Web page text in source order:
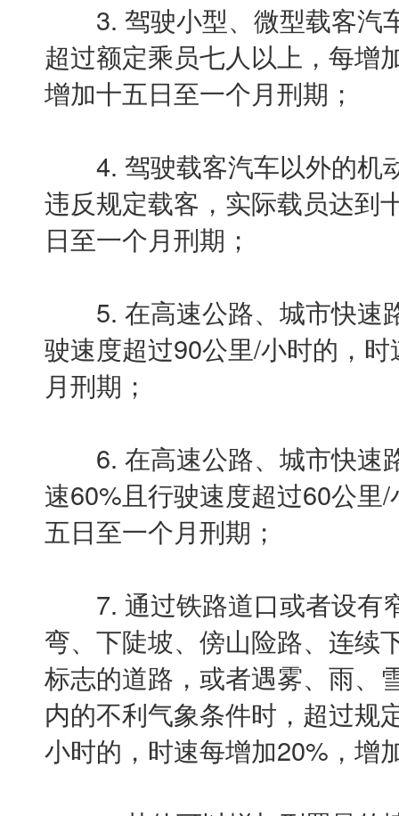
3. 驾驶小型、微型载客汽
超过额定乘员七人以上，每增
增加十五日至一个月刑期；
4. 驾驶载客汽车以外的机
违反规定载客，实际载员达到
日至一个月刑期；
5. 在高速公路、城市快速
驶速度超过90公里/小时的，
月刑期；
6. 在高速公路、城市快速
速60%且行驶速度超过60公里
五日至一个月刑期；
7. 通过铁路道口或者设有
弯、下陡坡、傍山险路、连续
标志的道路，或者遇雾、雨、
内的不利气象条件时，超过规
小时的，时速每增加20%，增